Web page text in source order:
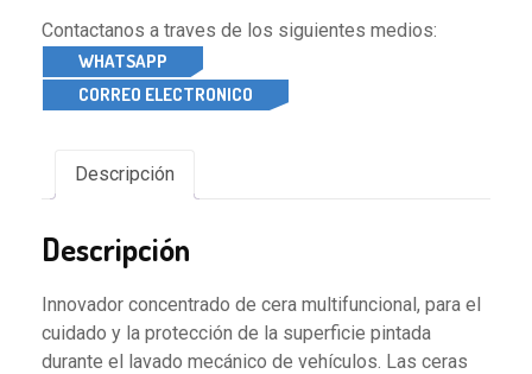
Contactanos a traves de los siguientes medios:
WHATSAPP
CORREO ELECTRONICO
Descripción
Descripción
Innovador concentrado de cera multifuncional, para el
cuidado y la protección de la superficie pintada
durante el lavado mecánico de vehículos. Las ceras